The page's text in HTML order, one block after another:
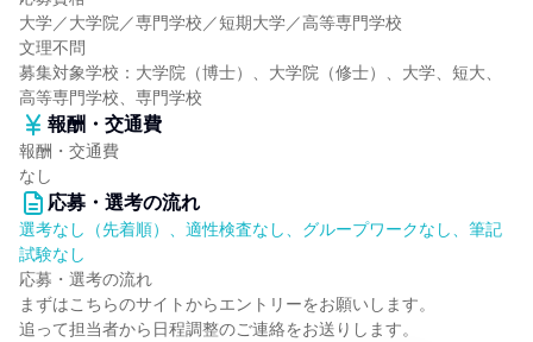
大学／大学院／専門学校／短期大学／高等専門学校
文理不問
募集対象学校：大学院（博士）、大学院（修士）、大学、短大、
高等専門学校、専門学校
報酬・交通費
報酬・交通費
なし
応募・選考の流れ
選考なし（先着順）、適性検査なし、グループワークなし、筆記
試験なし
応募・選考の流れ
まずはこちらのサイトからエントリーをお願いします。
追って担当者から日程調整のご連絡をお送りします。